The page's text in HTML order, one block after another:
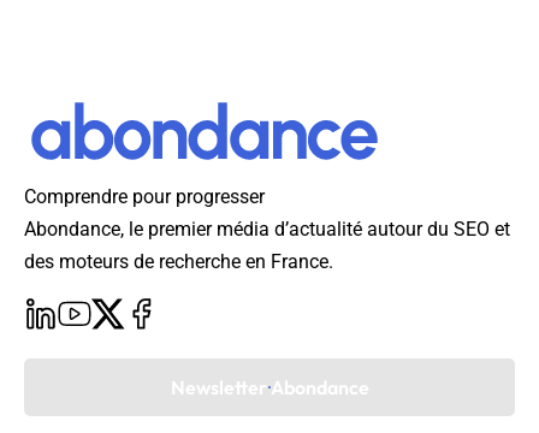
Comprendre pour progresser
Abondance, le premier média d’actualité autour du SEO et
des moteurs de recherche en France.
Newsletter Abondance